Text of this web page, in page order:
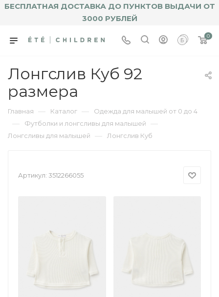
БЕСПЛАТНАЯ ДОСТАВКА ДО ПУНКТОВ ВЫДАЧИ ОТ
3000 РУБЛЕЙ
0
Лонгслив Куб 92
размера
Главная — Каталог — Одежда для малышей от 0 до 4
— Футболки и лонгсливы для малышей —
Лонгсливы для малышей — Лонгслив Куб
Артикул: 3512266055